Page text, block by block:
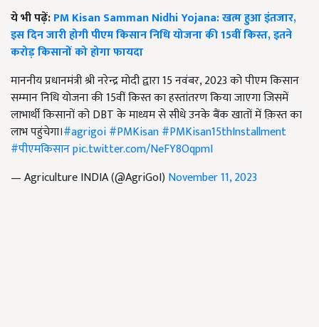
ये भी पढ़ें:PM Kisan Samman Nidhi Yojana: खत्म हुआ इंतजार,
इस दिन जारी होगी पीएम किसान निधि योजना की 15वीं किस्त, इतने
करोड़ किसानों को होगा फायदा
माननीय प्रधानमंत्री श्री नरेन्द्र मोदी द्वारा 15 नवंबर, 2023 को पीएम किसान
सम्मान निधि योजना की 15वीं किस्त का हस्तांतरण किया जाएगा जिसमें
लाभार्थी किसानों को DBT के माध्यम से सीधे उनके बैंक खातों में क़िस्त का
लाभ पहुंचेगा।#agrigoi#PMKisan#PMKisan15thInstallment
#पीएमकिसानpic.twitter.com/NeFY8OqpmI
— Agriculture INDIA (@AgriGoI) November 11, 2023